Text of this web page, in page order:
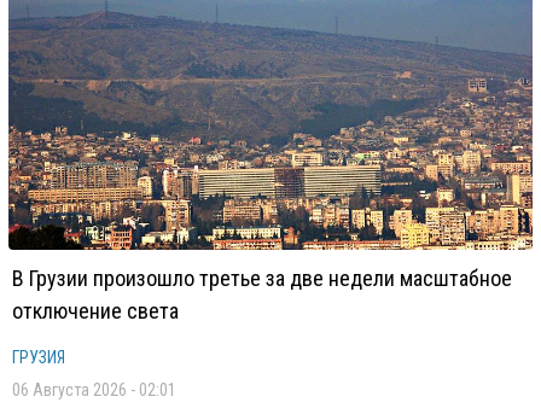
В Грузии произошло третье за две недели масштабное
отключение света
ГРУЗИЯ
06 Августа 2026 - 02:01